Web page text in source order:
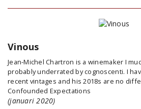
Vinous
Jean-Michel Chartron is a winemaker I
probably underrated by cognoscenti. I
recent vintages and his 2018s are no
Confounded Expectations
(januari 2020)